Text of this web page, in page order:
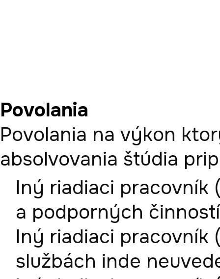
Povolania
Povolania na výkon
absolvovania štúdia
Iný riadiaci pracovník
a podporných
Iný riadiaci pracovník
službách inde